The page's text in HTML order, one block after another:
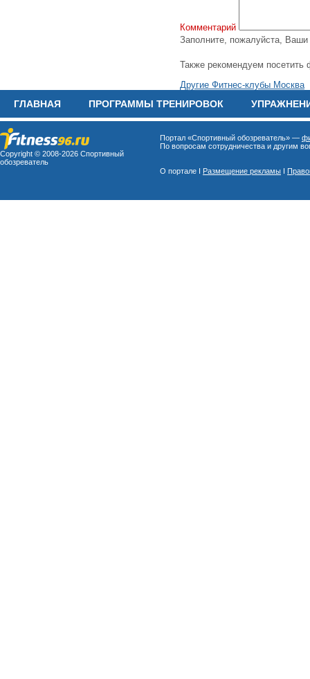
Комментарий
Заполните, пожалуйста, Ваши
Также рекомендуем посетить
Другие Фитнес-клубы Москва
ГЛАВНАЯ ПРОГРАММЫ ТРЕНИРОВОК
Copyright © 2008-2026 Спортивный
обозреватель
Портал «Спортивный обозреватель» —
По вопросам сотрудничества и другим
О портале I Размещение рекламы I